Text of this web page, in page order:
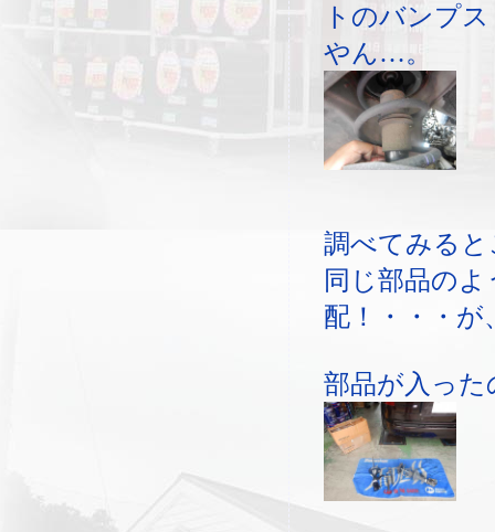
トのバンプ
やん…。
調べてみる
同じ部品の
配！・・・が
部品が入った